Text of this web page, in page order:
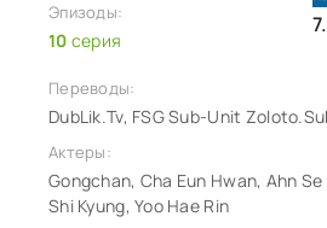
Эпизоды:
10 серия
Переводы:
DubLik.Tv, FSG Sub-Unit
Актеры:
Gongchan, Cha Eun Hwan, Ahn Se
Shi Kyung, Yoo Hae Rin